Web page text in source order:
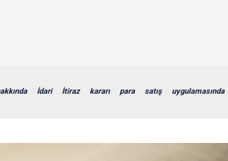
İdari İtiraz kararı para satış uygulamasında